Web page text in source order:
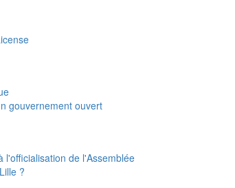
gouvernement ouvert
l'officialisation de l'Assemblée
?